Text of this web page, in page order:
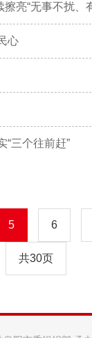
心
三个往前赶”
5 6
共30页